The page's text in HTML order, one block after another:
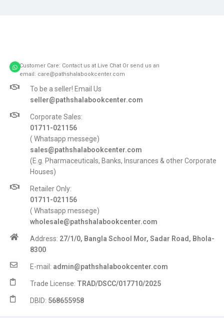
Customer Care: Contact us at Live Chat Or send us an
email: care@pathshalabookcenter.com
To be a seller! Email Us
seller@pathshalabookcenter.com
Corporate Sales:
01711-021156
( Whatsapp messege)
sales@pathshalabookcenter.com
(E.g. Pharmaceuticals, Banks, Insurances & other Corporate
Houses)
Retailer Only:
01711-021156
( Whatsapp messege)
wholesale@pathshalabookcenter.com
Address: 27/1/0, Bangla School Mor, Sadar Road, Bhola-
8300
E-mail: admin@pathshalabookcenter.com
Trade License: TRAD/DSCC/017710/2025
DBID: 568655958